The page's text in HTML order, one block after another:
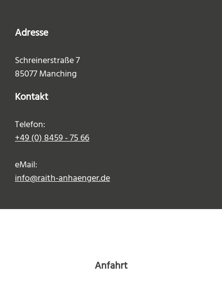
Adresse
Schreinerstraße 7
85077 Manching
Kontakt
Telefon:
+49 (0) 8459 - 75 66
eMail:
info@raith-anhaenger.de
Anfahrt